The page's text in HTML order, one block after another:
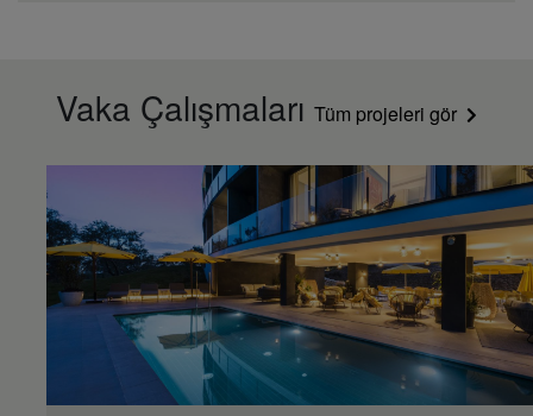
Vaka Çalışmaları Tüm projeleri gör